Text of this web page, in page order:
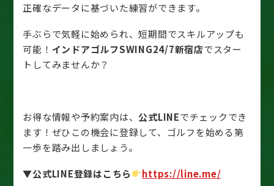
正確なデータに基づいた練習ができます。
手ぶらで気軽に始められ、短期間でスキルアップも
可能！ インドアゴルフSWING24/7新宿店でスター
トしてみませんか？
お得な情報や予約案内は、 公式LINEでチェックでき
ます！ぜひこの機会に登録して、ゴルフを始める第
一歩を踏み出しましょう。
▼公式LINE登録はこちら https://line.me/